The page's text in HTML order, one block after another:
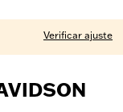
Verificar ajuste